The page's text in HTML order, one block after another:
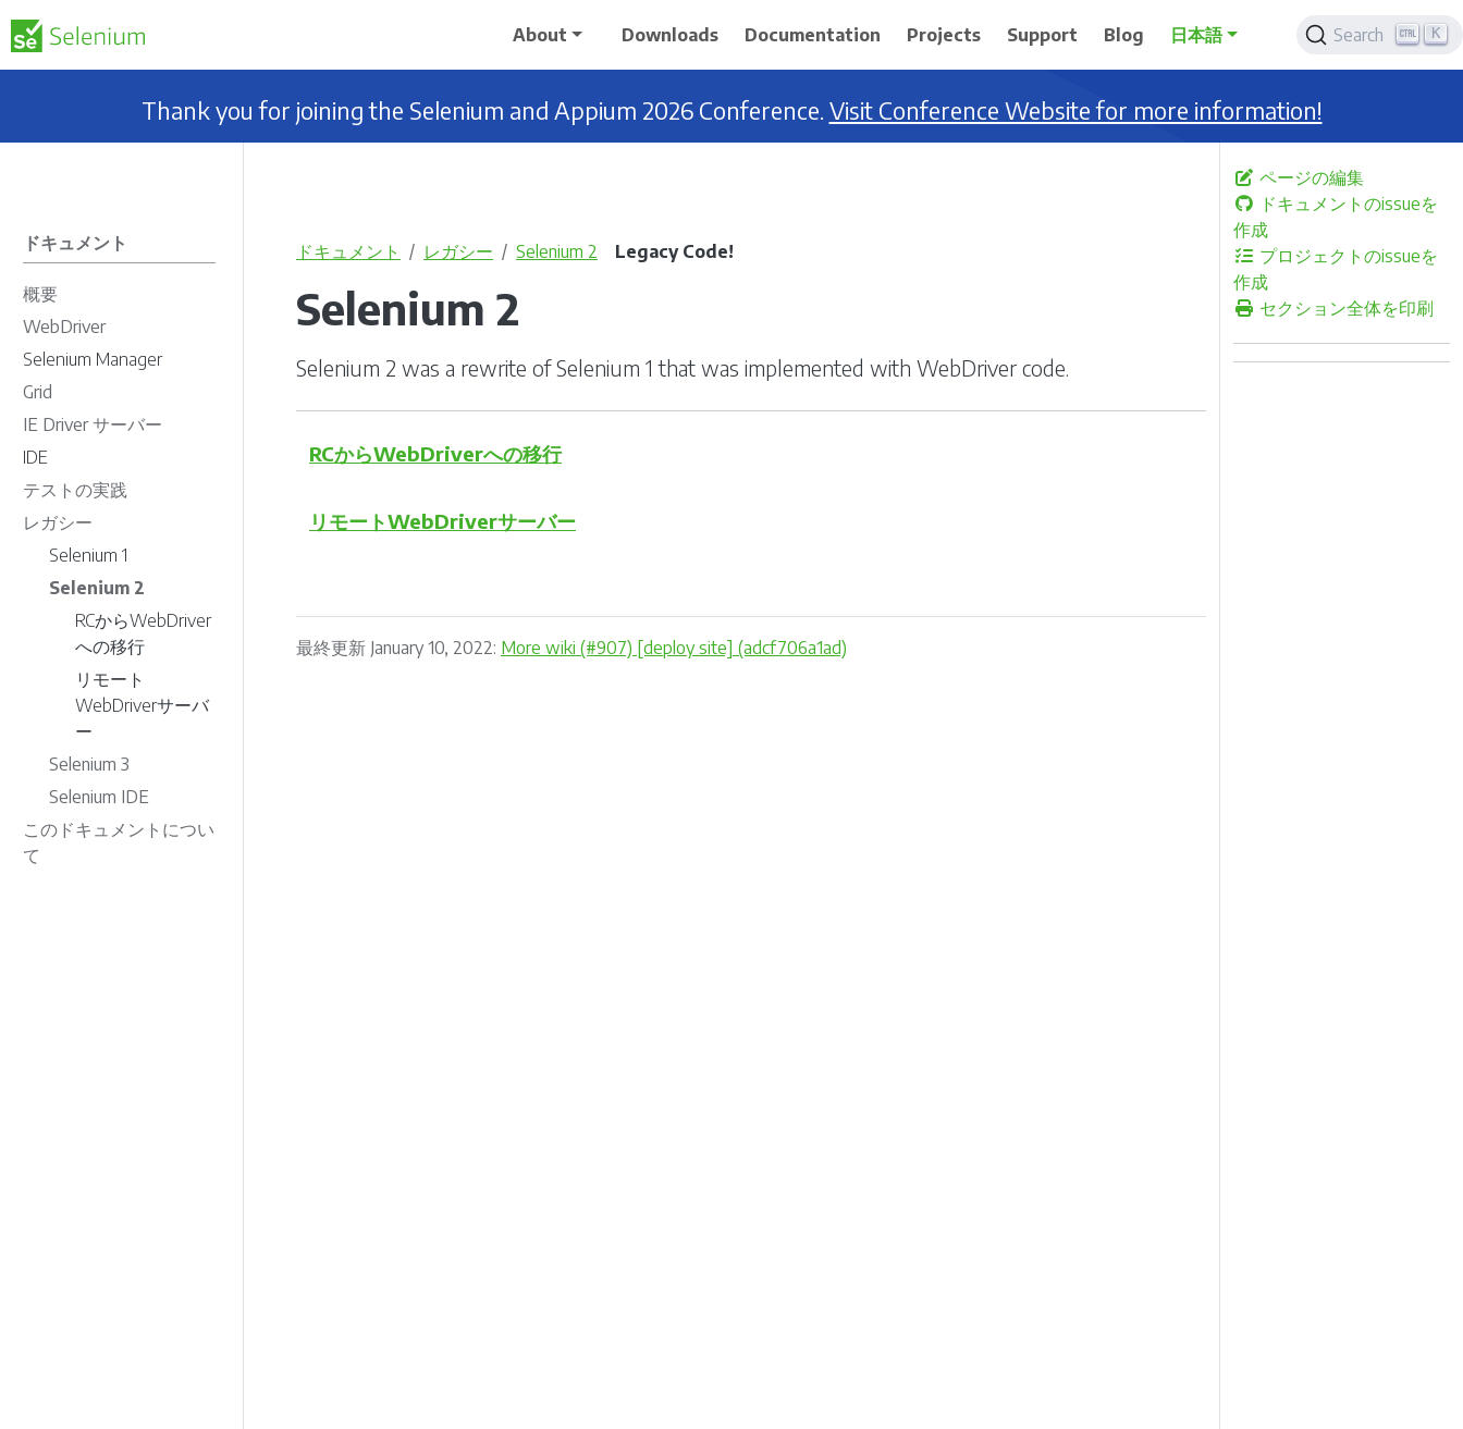
About Downloads Documentation Projects Support Blog 日本語 Search K
Thank you for joining the Selenium and Appium 2026 Conference. Visit Conference Website for more information!
ドキュメント
概要
WebDriver
Selenium Manager
Grid
IE Driver サーバー
IDE
テストの実践
レガシー
Selenium 1
Selenium 2
RCからWebDriver
への移行
リモート
WebDriverサーバ
ー
Selenium 3
Selenium IDE
このドキュメントについ
て
ページの編集
ドキュメントのissueを
作成
プロジェクトのissueを
作成
セクション全体を印刷
ドキュメント レガシー Selenium 2 Legacy Code!
Selenium 2
Selenium 2 was a rewrite of Selenium 1 that was implemented with WebDriver code.
RCからWebDriverへの移行
リモートWebDriverサーバー
最終更新 January 10, 2022: More wiki (#907) [deploy site] (adcf706a1ad)